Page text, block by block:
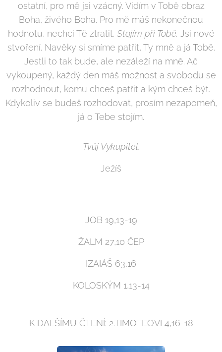
ostatní, pro mě jsi vzácný. Vidím v Tobě obraz
Boha, živého Boha. Pro mě máš nekonečnou
hodnotu, nechci Tě ztratit. Stojím při Tobě. Jsi nové
stvoření. Navěky si smíme patřit, Ty mně a já Tobě.
Jestli to tak bude, ale nezáleží na mně. Ač
vykoupený, každý den máš možnost a svobodu se
rozhodnout, komu chceš patřit a kým chceš být.
Kdykoliv se budeš rozhodovat, prosím nezapomeň,
já o Tebe stojím.
Tvůj Vykupitel,
Ježíš
JOB 19,13-19
ŽALM 27,10 ČEP
IZAIÁŠ 63,16
KOLOSKÝM 1,13-14
K DALŠÍMU ČTENÍ: 2.TIMOTEOVI 4,16-18